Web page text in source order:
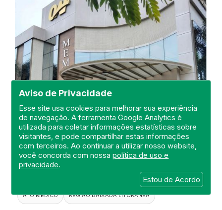
Aviso de Privacidade
Esse site usa cookies para melhorar sua experiência
de navegação. A ferramenta Google Analytics é
utilizada para coletar informações estatísticas sobre
visitantes, e pode compartilhar estas informações
com terceiros. Ao continuar a utilizar nosso website,
você concorda com nossapolítica de uso e
privacidade.
Estou de Acordo
Visita ao Memorial Oaf Araruama
LTDA
DEFIS
24 de Outubro de 2024
ATO MÉDICO
REGIÃO BAIXADA LITORANEA